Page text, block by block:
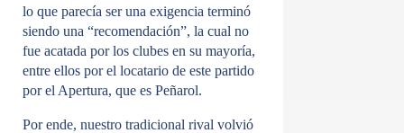
lo que parecía ser una exigencia terminó
siendo una “recomendación”, la cual no
fue acatada por los clubes en su mayoría,
entre ellos por el locatario de este partido
por el Apertura, que es Peñarol.
Por ende, nuestro tradicional rival volvió